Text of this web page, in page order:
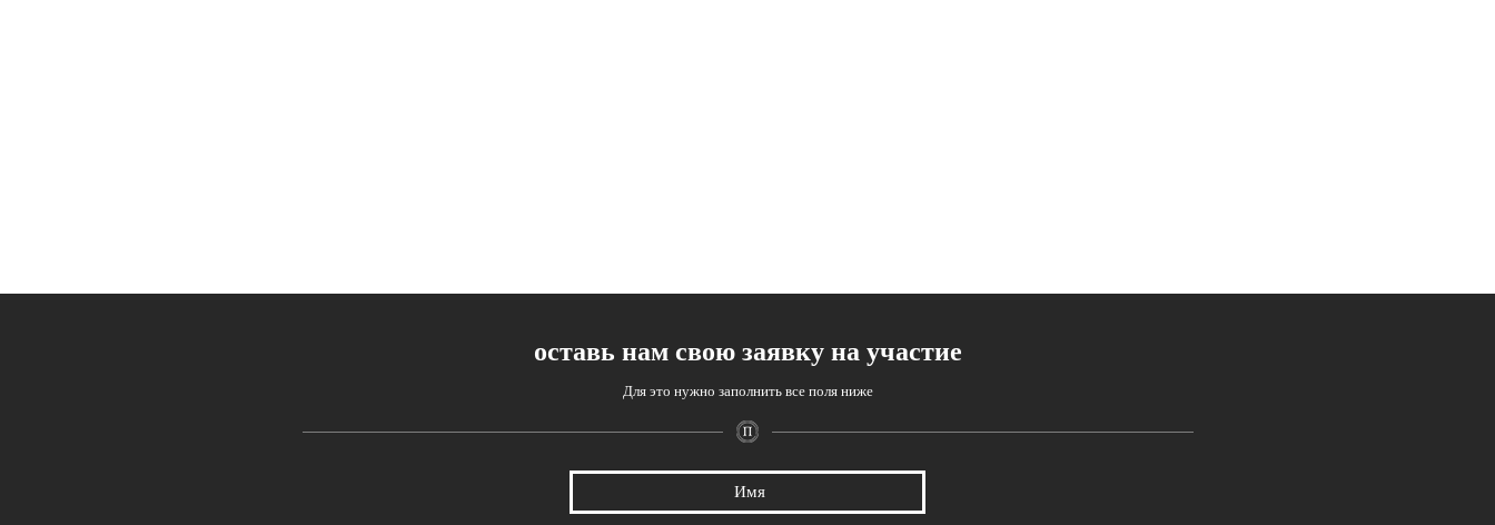
оставь нам свою заявку на участие
Для это нужно заполнить все поля ниже